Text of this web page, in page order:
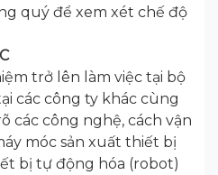
quý để xem xét chế độ
trở lên làm việc tại bộ
các công ty khác cùng
các công nghệ, cách vận
móc sản xuất thiết bị
bị tự động hóa (robot)